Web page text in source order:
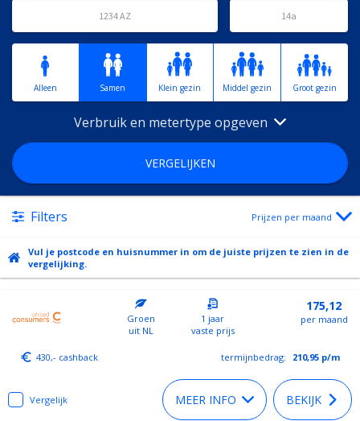
Alleen Samen Klein gezin Middel gezin Groot gezin
Verbruik en metertype opgeven
VERGELIJKEN
Filters Prijzen per maand
Vul je postcode en huisnummer in om de juiste prijzen te zien in de
vergelijking.
Groen
uit NL
1 jaar
vaste prijs
175,12
per maand
430,- cashback termijnbedrag: 210,95 p/m
Vergelijk MEER INFO BEKIJK